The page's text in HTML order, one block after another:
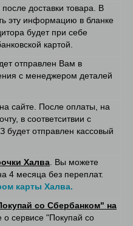
после доставки товара. В
эту информацию в бланке
будет при себе
картой.
отправлен Вам в
с менеджером деталей
сайте. После оплаты, на
в соответситвии с
отправлен кассовый
Халва . Вы можете
4 месяца без переплат.
карты Халва.
со Сбербанком" на
о сервисе "Покупай со